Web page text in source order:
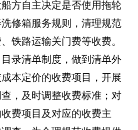
方自主决定是否使用拖轮
修箱服务规则，清理规范
铁路运输关门费等收费。
录清单制度，做到清单外
本定价的收费项目，开展
，及时调整收费标准；对
费项目及对应的收费主